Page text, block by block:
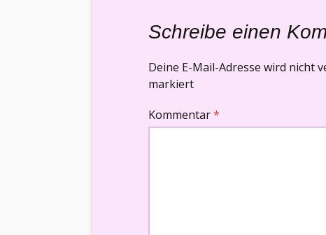
Schreibe einen
Deine E-Mail-Adresse wird nicht
markiert
Kommentar*